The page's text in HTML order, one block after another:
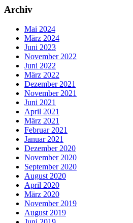
Archiv
Mai 2024
März 2024
Juni 2023
November 2022
Juni 2022
März 2022
Dezember 2021
November 2021
Juni 2021
April 2021
März 2021
Februar 2021
Januar 2021
Dezember 2020
November 2020
September 2020
August 2020
April 2020
März 2020
November 2019
August 2019